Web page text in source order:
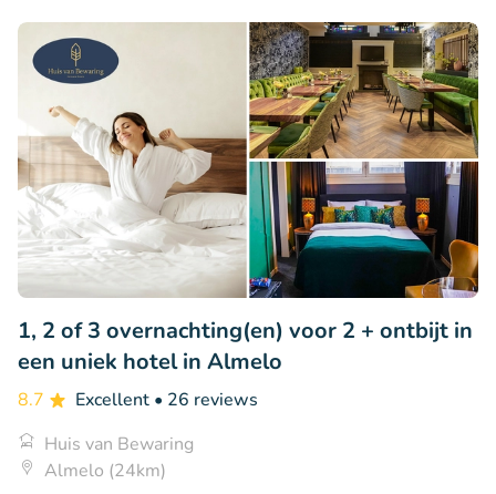
1, 2 of 3 overnachting(en) voor 2 + ontbijt in
een uniek hotel in Almelo
8.7 Excellent • 26 reviews
Huis van Bewaring
Almelo (24km)